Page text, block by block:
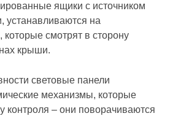
ящики с источником
устанавливаются на
смотрят в сторону
крыши.
световые панели
механизмы, которые
контроля – они поворачиваются